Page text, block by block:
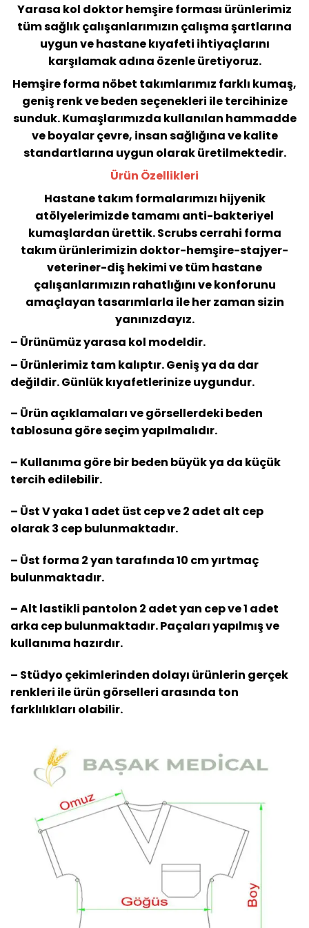
Yarasa kol doktor hemşire forması ürünlerimiz
tüm sağlık çalışanlarımızın çalışma şartlarına
uygun ve hastane kıyafeti ihtiyaçlarını
karşılamak adına özenle üretiyoruz.
Hemşire forma nöbet takımlarımız farklı kumaş,
geniş renk ve beden seçenekleri ile tercihinize
sunduk. Kumaşlarımızda kullanılan hammadde
ve boyalar çevre, insan sağlığına ve kalite
standartlarına uygun olarak üretilmektedir.
Ürün Özellikleri
Hastane takım formalarımızı hijyenik
atölyelerimizde tamamı anti-bakteriyel
kumaşlardan ürettik. Scrubs cerrahi forma
takım ürünlerimizin doktor-hemşire-stajyer-
veteriner-diş hekimi ve tüm hastane
çalışanlarımızın rahatlığını ve konforunu
amaçlayan tasarımlarla ile her zaman sizin
yanınızdayız.
– Ürünümüz yarasa kol modeldir.
– Ürünlerimiz tam kalıptır. Geniş ya da dar
değildir. Günlük kıyafetlerinize uygundur.
– Ürün açıklamaları ve görsellerdeki beden
tablosuna göre seçim yapılmalıdır.
– Kullanıma göre bir beden büyük ya da küçük
tercih edilebilir.
– Üst V yaka 1 adet üst cep ve 2 adet alt cep
olarak 3 cep bulunmaktadır.
– Üst forma 2 yan tarafında 10 cm yırtmaç
bulunmaktadır.
– Alt lastikli pantolon 2 adet yan cep ve 1 adet
arka cep bulunmaktadır. Paçaları yapılmış ve
kullanıma hazırdır.
– Stüdyo çekimlerinden dolayı ürünlerin gerçek
renkleri ile ürün görselleri arasında ton
farklılıkları olabilir.